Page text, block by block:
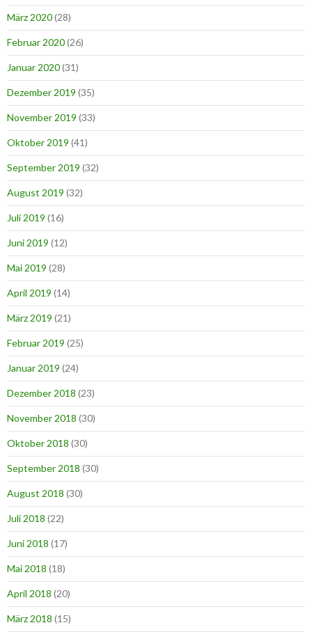
März 2020(28)
Februar 2020(26)
Januar 2020(31)
Dezember 2019 (35)
November 2019 (33)
Oktober 2019 (41)
September 2019 (32)
August 2019 (32)
Juli 2019 (16)
Juni 2019 (12)
Mai 2019 (28)
April 2019 (14)
März 2019 (21)
Februar 2019 (25)
Januar 2019 (24)
Dezember 2018 (23)
November 2018 (30)
Oktober 2018 (30)
September 2018 (30)
August 2018 (30)
Juli 2018 (22)
Juni 2018 (17)
Mai 2018 (18)
April 2018 (20)
März 2018 (15)